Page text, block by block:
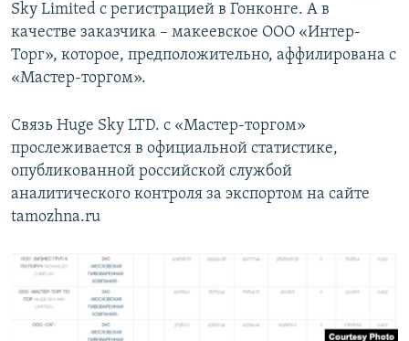
Sky Limited с регистрацией в Гонконге. А в
качестве заказчика – макеевское ООО «Интер-
Торг», которое, предположительно, аффилирована с
«Мастер-торгом».
Связь Huge Sky LTD. с «Мастер-торгом»
прослеживается в официальной статистике,
опубликованной российской службой
аналитического контроля за экспортом на сайте
tamozhna.ru